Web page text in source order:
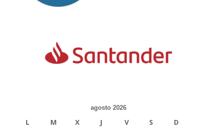
agosto 2026
L M X J V S D